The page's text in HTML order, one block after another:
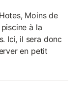
Moins de
à la
Ici, il sera donc
en petit